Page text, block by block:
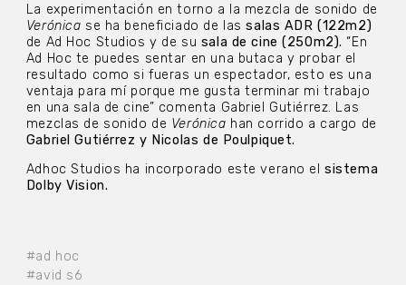
#ad hoc
#avid s6
La experimentación en torno a la mezcla de sonido de
Verónica se ha beneficiado de lassalas ADR (122m2)
de Ad Hoc Studios y de su sala de cine (250m2). “En
Ad Hoc te puedes sentar en una butaca y probar el
resultado como si fueras un espectador, esto es una
ventaja para mí porque me gusta terminar mi trabajo
en una sala de cine” comenta Gabriel Gutiérrez. Las
mezclas de sonido de Verónica han corrido a cargo de
Gabriel Gutiérrez y Nicolas de Poulpiquet.
Adhoc Studios ha incorporado este verano el sistema
Dolby Vision.